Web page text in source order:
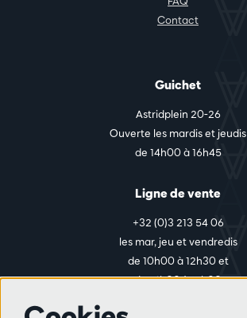
Contact
Guichet
Astridplein 20-26
Ouverte les mardis et jeudis
de 14h00 à 16h45
Ligne de vente
+32 (0)3 213 54 06
les mar, jeu et vendredis
de 10h00 à 12h30 et
de 14h00 à 17h00